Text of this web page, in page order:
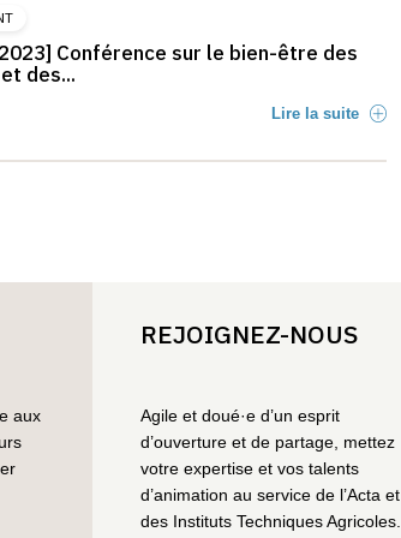
Conférence sur le bien-être des
des...
Lire la suite
aux
REJOIGNEZ-NOUS
Agile et doué·e d’un esprit
d’ouverture et de partage, mettez
votre expertise et vos talents
d’animation au service de l’Acta et
des Instituts Techniques Agricoles.